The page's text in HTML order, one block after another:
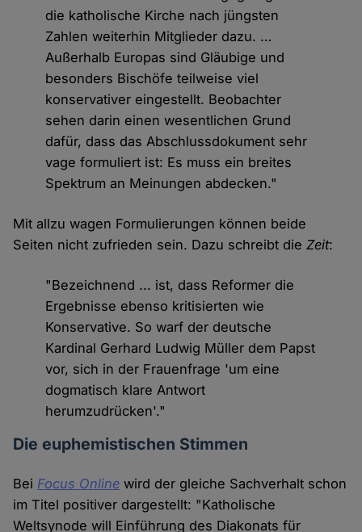
die katholische Kirche nach jüngsten
Zahlen weiterhin Mitglieder dazu. …
Außerhalb Europas sind Gläubige und
besonders Bischöfe teilweise viel
konservativer eingestellt. Beobachter
sehen darin einen wesentlichen Grund
dafür, dass das Abschlussdokument sehr
vage formuliert ist: Es muss ein breites
Spektrum an Meinungen abdecken."
Mit allzu wagen Formulierungen können beide
Seiten nicht zufrieden sein. Dazu schreibt dieZeit:
"Bezeichnend ... ist, dass Reformer die
Ergebnisse ebenso kritisierten wie
Konservative. So warf der deutsche
Kardinal Gerhard Ludwig Müller dem Papst
vor, sich in der Frauenfrage 'um eine
dogmatisch klare Antwort
herumzudrücken'."
Die euphemistischen Stimmen
Bei Focus Online wird der gleiche Sachverhalt schon
im Titel positiver dargestellt: "Katholische
Weltsynode will Einführung des Diakonats für